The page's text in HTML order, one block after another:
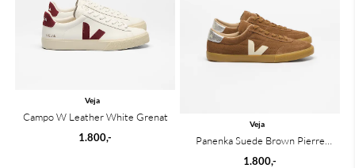
Veja
Campo W Leather White Grenat
1.800,-
Veja
Panenka Suede Brown Pierre
Silver
1.800,-